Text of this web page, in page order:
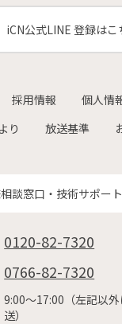
iCN公式LINE 登録はこ
採用情報
個人情
り
放送基準
談窓口・技術サポー
0120-82-7320
0766-82-7320
9:00〜17:00（左記以
送）